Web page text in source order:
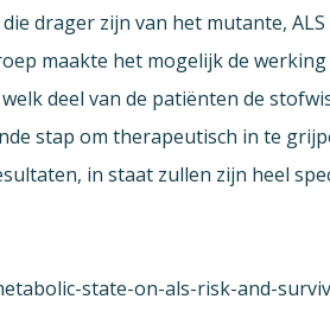
drager zijn van het mutante,
maakte het mogelijk de
deel van de patiënten de
stap om therapeutisch in te
in staat zullen zijn heel
state-on-als-risk-and-